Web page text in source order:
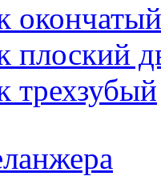
окончатый
плоский
трехзубый